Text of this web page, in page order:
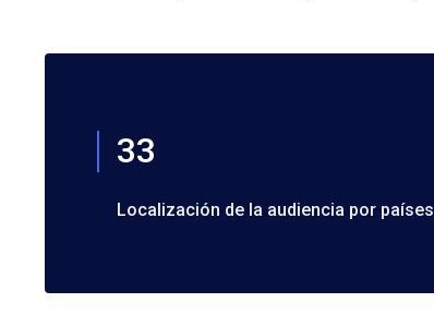
33
Localización de la audiencia por países